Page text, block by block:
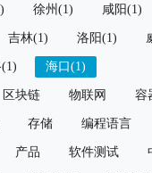
徐州(1) 咸阳(1)
吉林(1) 洛阳(1)
海口(1)
区块链 物联网 容
存储 编程语言
产品 软件测试